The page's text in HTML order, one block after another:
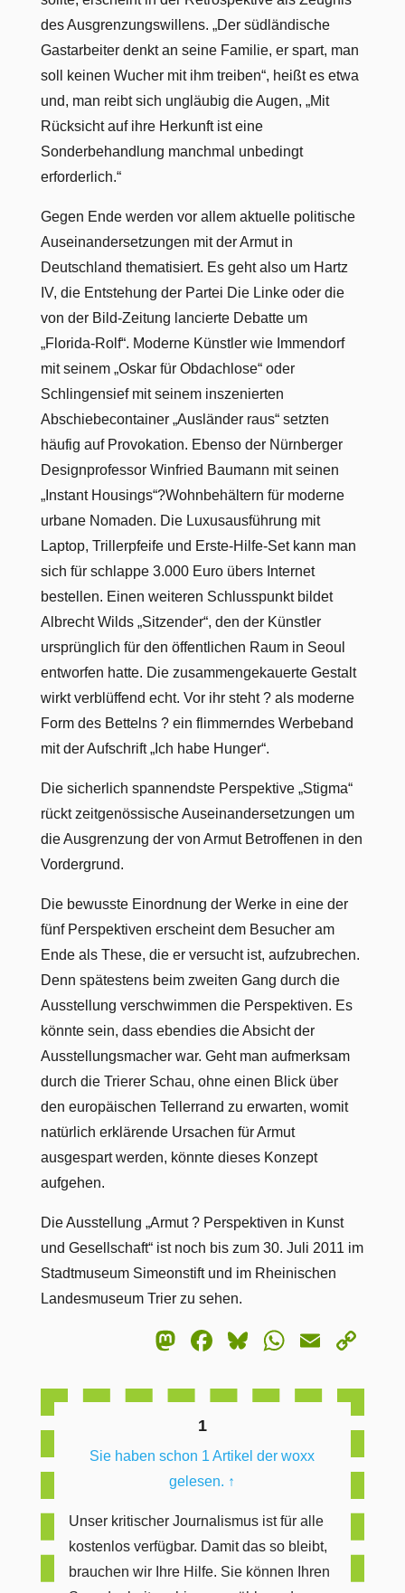
des Ausgrenzungswillens. „Der südländische
Gastarbeiter denkt an seine Familie, er spart, man
soll keinen Wucher mit ihm treiben“, heißt es etwa
und, man reibt sich ungläubig die Augen, „Mit
Rücksicht auf ihre Herkunft ist eine
Sonderbehandlung manchmal unbedingt
erforderlich.“
Gegen Ende werden vor allem aktuelle politische
Auseinandersetzungen mit der Armut in
Deutschland thematisiert. Es geht also um Hartz
IV, die Entstehung der Partei Die Linke oder die
von der Bild-Zeitung lancierte Debatte um
„Florida-Rolf“. Moderne Künstler wie Immendorf
mit seinem „Oskar für Obdachlose“ oder
Schlingensief mit seinem inszenierten
Abschiebecontainer „Ausländer raus“ setzten
häufig auf Provokation. Ebenso der Nürnberger
Designprofessor Winfried Baumann mit seinen
„Instant Housings“?Wohnbehältern für moderne
urbane Nomaden. Die Luxusausführung mit
Laptop, Trillerpfeife und Erste-Hilfe-Set kann man
sich für schlappe 3.000 Euro übers Internet
bestellen. Einen weiteren Schlusspunkt bildet
Albrecht Wilds „Sitzender“, den der Künstler
ursprünglich für den öffentlichen Raum in Seoul
entworfen hatte. Die zusammengekauerte Gestalt
wirkt verblüffend echt. Vor ihr steht ? als moderne
Form des Bettelns ? ein flimmerndes Werbeband
mit der Aufschrift „Ich habe Hunger“.
Die sicherlich spannendste Perspektive „Stigma“
rückt zeitgenössische Auseinandersetzungen um
die Ausgrenzung der von Armut Betroffenen in den
Vordergrund.
Die bewusste Einordnung der Werke in eine der
fünf Perspektiven erscheint dem Besucher am
Ende als These, die er versucht ist, aufzubrechen.
Denn spätestens beim zweiten Gang durch die
Ausstellung verschwimmen die Perspektiven. Es
könnte sein, dass ebendies die Absicht der
Ausstellungsmacher war. Geht man aufmerksam
durch die Trierer Schau, ohne einen Blick über
den europäischen Tellerrand zu erwarten, womit
natürlich erklärende Ursachen für Armut
ausgespart werden, könnte dieses Konzept
aufgehen.
Die Ausstellung „Armut ? Perspektiven in Kunst
und Gesellschaft“ ist noch bis zum 30. Juli 2011 im
Stadtmuseum Simeonstift und im Rheinischen
Landesmuseum Trier zu sehen.
Mastodon
Facebook
BlueskyEmail
1
Sie haben schon 1 Artikel der woxx
gelesen. ↑
Unser kritischer Journalismus ist für alle
kostenlos verfügbar. Damit das so bleibt,
brauchen wir Ihre Hilfe. Sie können Ihren